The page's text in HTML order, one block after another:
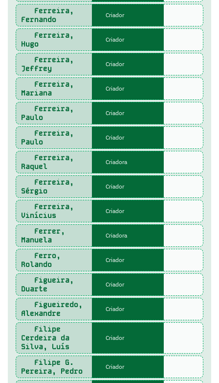
Ferreira,
Fernando
Criador
Ferreira,
Hugo
Criador
Ferreira,
Jeffrey
Criador
Ferreira,
Mariana
Criador
Ferreira,
Paulo
Criador
Ferreira,
Paulo
Criador
Ferreira,
Raquel
Criadora
Ferreira,
Sérgio
Criador
Ferreira,
Vinícius
Criador
Ferrer,
Manuela
Criadora
Ferro,
Rolando
Criador
Figueira,
Duarte
Criador
Figueiredo,
Alexandre
Criador
Filipe
Cerdeira da
Silva, Luís
Criador
Filipe G.
Pereira, Pedro
Criador